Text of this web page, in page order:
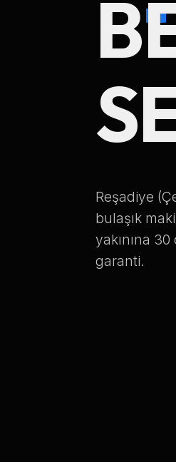
Reşadiye
bulaşık
yakınına
garanti.